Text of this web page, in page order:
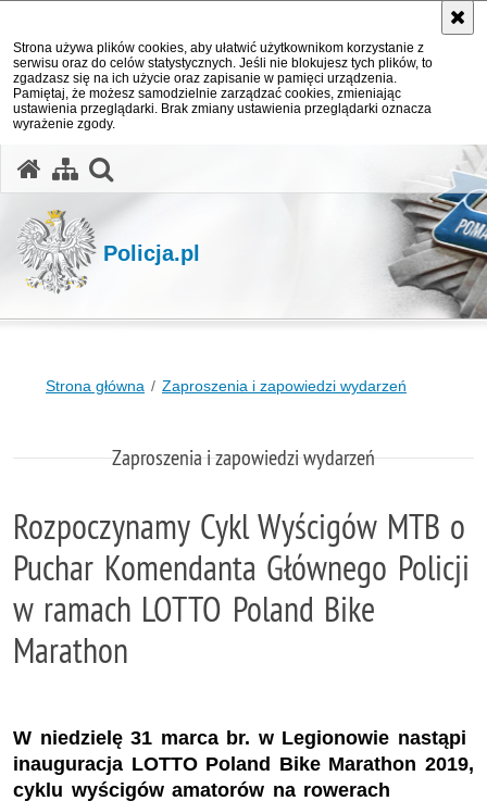
Strona używa plików cookies, aby ułatwić użytkownikom korzystanie z
serwisu oraz do celów statystycznych. Jeśli nie blokujesz tych plików, to
zgadzasz się na ich użycie oraz zapisanie w pamięci urządzenia.
Pamiętaj, że możesz samodzielnie zarządzać cookies, zmieniając
ustawienia przeglądarki. Brak zmiany ustawienia przeglądarki oznacza
wyrażenie zgody.
Policja.pl
Strona główna Zaproszenia i zapowiedzi wydarzeń
Zaproszenia i zapowiedzi wydarzeń
Rozpoczynamy Cykl Wyścigów MTB o
Puchar Komendanta Głównego Policji
w ramach LOTTO Poland Bike
Marathon
W niedzielę 31 marca br. w Legionowie nastąpi
inauguracja LOTTO Poland Bike Marathon 2019,
cyklu wyścigów amatorów na rowerach